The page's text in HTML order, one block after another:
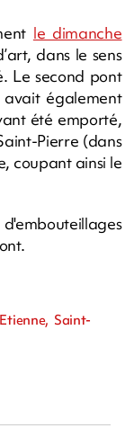
le dimanche
dans le sens
Le second pont
avait également
été emporté,
Pierre (dans
coupant ainsi le
Saint-